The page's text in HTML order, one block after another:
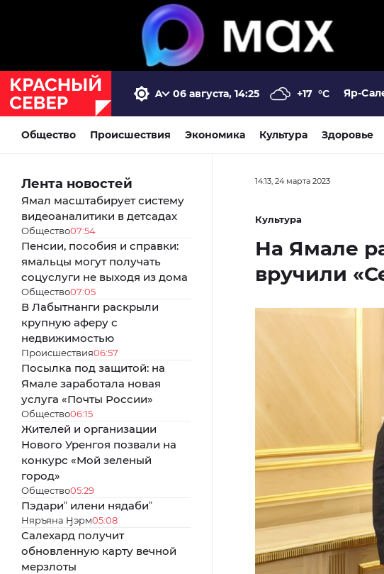
06 августа, 14:25 +17 °C Яр-
Общество Происшествия Экономика Культура Здоровье
Лента новостей
Ямал масштабирует систему
видеоаналитики в детсадах
Общество07:54
Пенсии, пособия и справки:
ямальцы могут получать
соцуслуги не выходя из дома
Общество07:05
В Лабытнанги раскрыли
крупную аферу с
недвижимостью
Происшествия06:57
Посылка под защитой: на
Ямале заработала новая
услуга «Почты России»
Общество06:15
Жителей и организации
Нового Уренгоя позвали на
конкурс «Мой зеленый
город»
Общество05:29
Пэдариˮ илени нядабиˮ
Няръяна Ӈэрм05:08
Салехард получит
обновленную карту вечной
мерзлоты
14:13, 24 марта 2023
Культура
На Ямале
вручили